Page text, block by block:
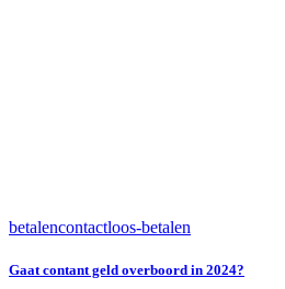
betalencontactloos-betalen
Gaat contant geld overboord in 2024?